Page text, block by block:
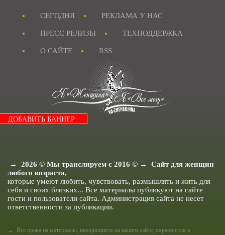
Я и Красота.
Я и Мода.
Я и Ищу ответа.
Я и Кухня.
Я Женщина - Разное.
СЕГОДНЯ РЕКЛАМА У НАС
ПРЕСС РЕЛИЗЫ ТЕХПОДДЕРЖКА
О САЙТЕ RSS
ДОБАВИТЬ БАННЕР
→ 2026 © Мы транслируем с 2016 © → Сайт для женщин
любого возраста,
которые умеют любить, чувствовать, размышлять и жить для
себя и своих близких... Все материалы публикуют на сайте
гости и пользователи сайта. Администрация сайта не несет
ответственности за публикации.
→ Все права на материалы, находящиеся на нашем сайте, охраняются в